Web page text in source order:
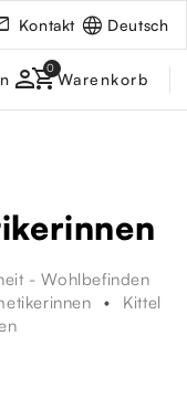
Kontakt Deutsch
person
- Wohlbefinden
Kittel